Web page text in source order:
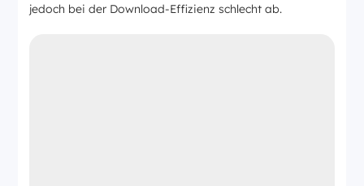
jedoch bei der Download-Effizienz schlecht ab.